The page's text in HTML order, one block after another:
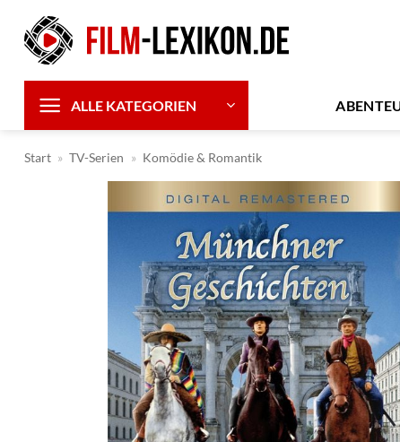
Inhalt
springen
ALLE KATEGORIEN
Start » TV-Serien » Komödie & Romantik